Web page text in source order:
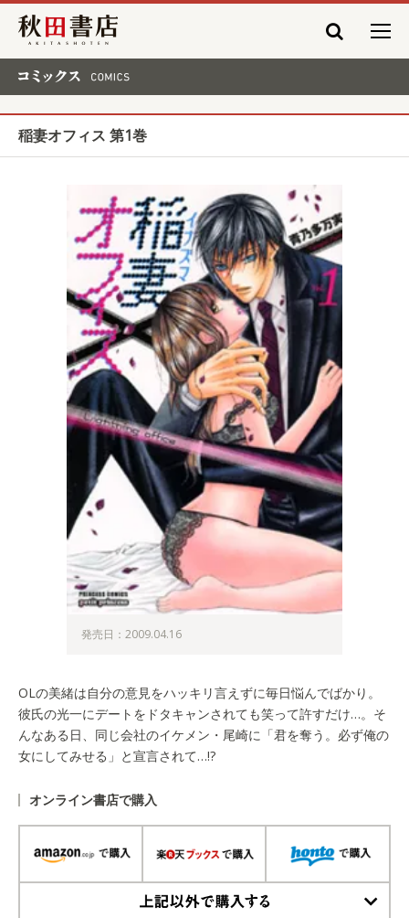
秋田書店
稲妻オフィス 第1巻
発売日：2009.04.16
OLの美緒は自分の意見をハッキリ言えずに毎日悩んでばかり。
彼氏の光一にデートをドタキャンされても笑って許すだけ…。そ
んなある日、同じ会社のイケメン・尾崎に「君を奪う。必ず俺の
女にしてみせる」と宣言されて…!?
オンライン書店で購入